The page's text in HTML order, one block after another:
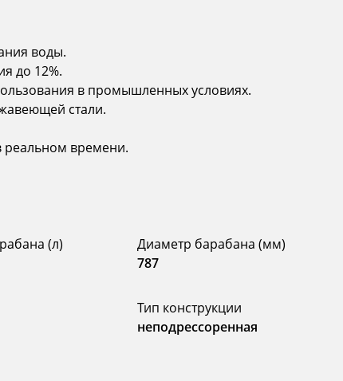
воды.
до 12%.
в промышленных условиях.
стали.
реальном времени.
(л)
Диаметр барабана (мм)
787
Тип конструкции
неподрессоренная